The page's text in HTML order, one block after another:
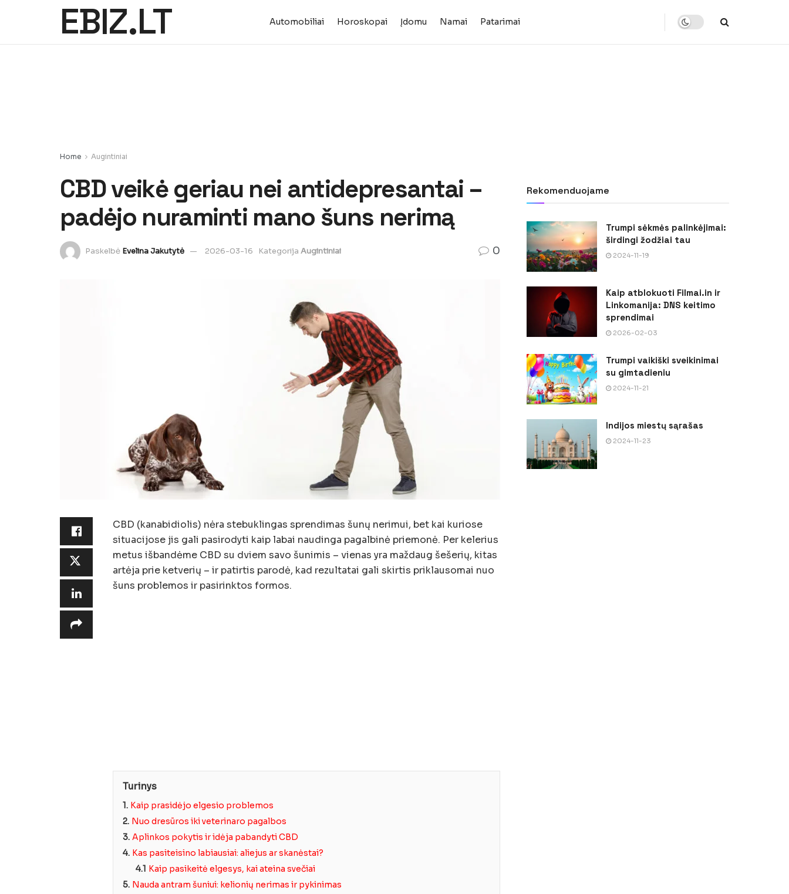
EBIZ.LT Automobiliai Horoskopai Įdomu Namai Patarimai
Home Augintiniai
CBD veikė geriau nei antidepresantai –
padėjo nuraminti mano šuns nerimą
Paskelbė Evelina Jakutytė 2026-03-16 Kategorija Augintiniai 0
CBD (kanabidiolis) nėra stebuklingas sprendimas šunų nerimui, bet kai kuriose
situacijose jis gali pasirodyti kaip labai naudinga pagalbinė priemonė. Per kelerius
metus išbandėme CBD su dviem savo šunimis – vienas yra maždaug šešerių, kitas
artėja prie ketverių – ir patirtis parodė, kad rezultatai gali skirtis priklausomai nuo
šuns problemos ir pasirinktos formos.
Turinys
1. Kaip prasidėjo elgesio problemos
2. Nuo dresūros iki veterinaro pagalbos
3. Aplinkos pokytis ir idėja pabandyti CBD
4. Kas pasiteisino labiausiai: aliejus ar skanėstai?
4.1 Kaip pasikeitė elgesys, kai ateina svečiai
5. Nauda antram šuniui: kelionių nerimas ir pykinimas
Rekomenduojame
Trumpi sėkmės palinkėjimai:
širdingi žodžiai tau
2024-11-19
Kaip atblokuoti Filmai.in ir
Linkomanija: DNS keitimo
sprendimai
2026-02-03
Trumpi vaikiški sveikinimai
su gimtadieniu
2024-11-21
Indijos miestų sąrašas
2024-11-23